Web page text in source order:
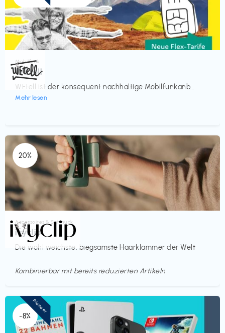
Mobilfunk
WEtell
WEtell ist der konsequent nachhaltige Mobilfunkanb...
Mehr lesen
€‎
20%
Accessoires & Schmuck
ivyclip
Die wohl weichste, biegsamste Haarklammer der Welt
€€‎
Kombinierbar mit bereits reduzierten Artikeln
-8%
Pioneer